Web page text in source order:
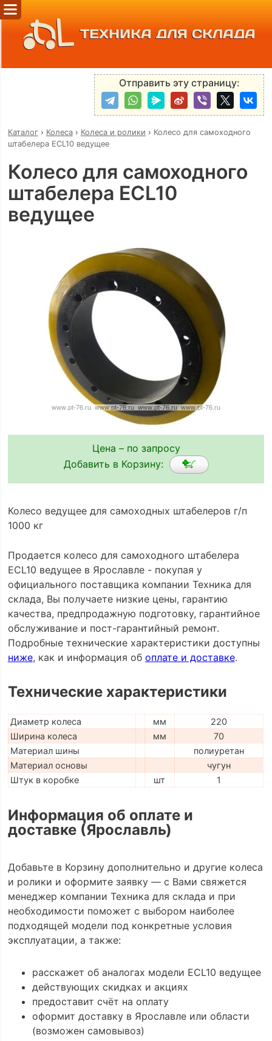
ТЕХНИКА ДЛЯ СКЛАДА
Отправить эту страницу:
Каталог› Колеса› Колеса и ролики › Колесо для самоходного
штабелера ECL10 ведущее
Колесо для самоходного
штабелера ECL10
ведущее
Цена – по запросу
Добавить в Корзину:
Колесо ведущее для самоходных штабелеров г/п
1000 кг
Продается колесо для самоходного штабелера
ECL10 ведущее в Ярославле - покупая у
официального поставщика компании Техника для
склада, Вы получаете низкие цены, гарантию
качества, предпродажную подготовку, гарантийное
обслуживание и пост-гарантийный ремонт.
Подробные технические характеристики доступны
ниже, как и информация об оплате и доставке.
Технические характеристики
Диаметр колеса мм
220
Ширина колеса
мм
70
Материал шины
полиуретан
Материал основы
чугун
Штук в коробке
шт 1
Информация об оплате и
доставке (Ярославль)
Добавьте в Корзину дополнительно и другие колеса
и ролики и оформите заявку — с Вами свяжется
менеджер компании Техника для склада и при
необходимости поможет с выбором наиболее
подходящей модели под конкретные условия
эксплуатации, а также:
расскажет об аналогах модели ECL10 ведущее
действующих скидках и акциях
предоставит счёт на оплату
оформит доставку в Ярославле или области
(возможен самовывоз)